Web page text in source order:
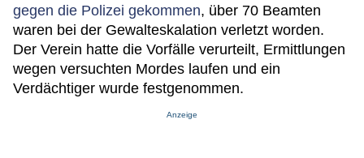
gegen die Polizei gekommen, über 70 Beamten
waren bei der Gewalteskalation verletzt worden.
Der Verein hatte die Vorfälle verurteilt, Ermittlungen
wegen versuchten Mordes laufen und ein
Verdächtiger wurde festgenommen.
Anzeige